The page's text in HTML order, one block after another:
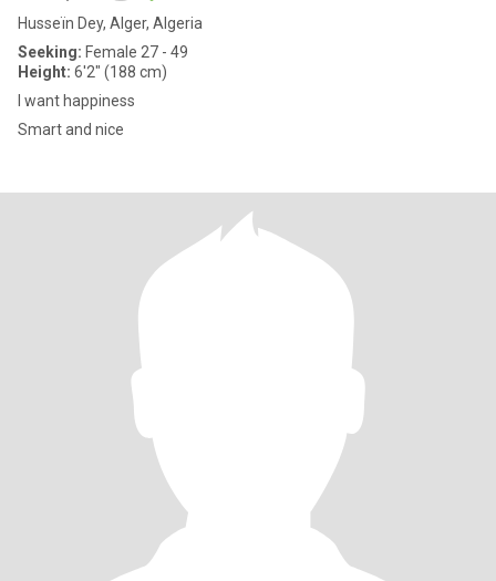
Husseïn Dey, Alger, Algeria
Seeking: Female 27 - 49
Height: 6'2" (188 cm)
I want happiness
Smart and nice